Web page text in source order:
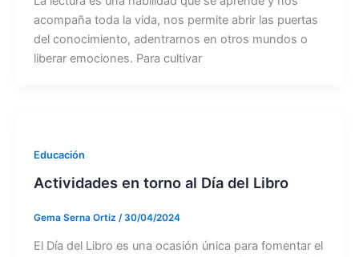
acompaña toda la vida, nos permite abrir las puertas
del conocimiento, adentrarnos en otros mundos o
liberar emociones. Para cultivar
Educación
Actividades en torno al Día del Libro
Gema Serna Ortiz /30/04/2024
El Día del Libro es una ocasión única para fomentar el